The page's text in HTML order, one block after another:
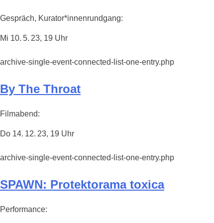
Gespräch, Kurator*innenrundgang:
Mi 10. 5. 23, 19 Uhr
archive-single-event-connected-list-one-entry.php
By The Throat
Filmabend:
Do 14. 12. 23, 19 Uhr
archive-single-event-connected-list-one-entry.php
SPAWN: Protektorama toxica
Performance: